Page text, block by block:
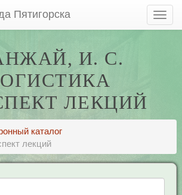
Пятигорска
И. С.
ЛЕКЦИЙ
каталог
лекций